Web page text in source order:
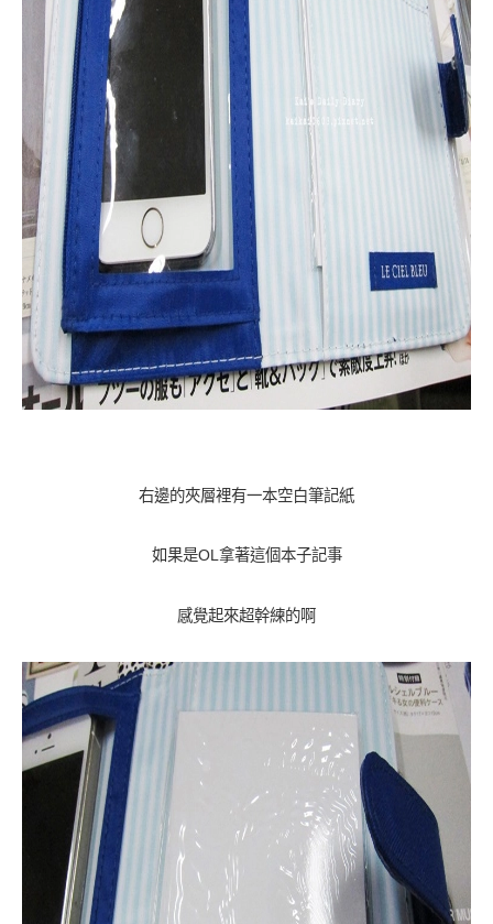
右邊的夾層裡有一本空白筆記紙
如果是OL拿著這個本子記事
感覺起來超幹練的啊